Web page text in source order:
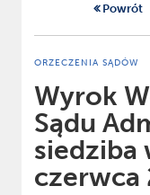
Powrót
ORZECZENIA SĄDÓW
Wyrok
Sądu
siedziba
czerwca